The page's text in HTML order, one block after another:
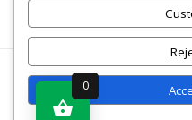
WWW.RECENZII-
REZERVATE
0